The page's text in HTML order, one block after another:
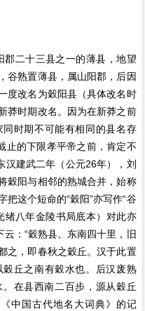
十三县之一的薄县，地望
谷熟置薄县，属山阳郡，后因
度改名为穀阳县（具体改名时
莽时期改名。因为在新莽之前
时期不可能有相同的县名存
止的下限孝平帝之前，肯定不
汉建武二年（公元26年），刘
穀阳与相邻的熟城合并，始称
这个短命的“穀阳”亦写作“谷
绪八年金陵书局底本）对此亦
云：“穀熟县。东南四十里，旧
之，即春秋之穀丘。汉于此置
丘之南有穀水也。后汉废熟
在县西南二百步，源从穀丘
中国古代地名大词典》的记